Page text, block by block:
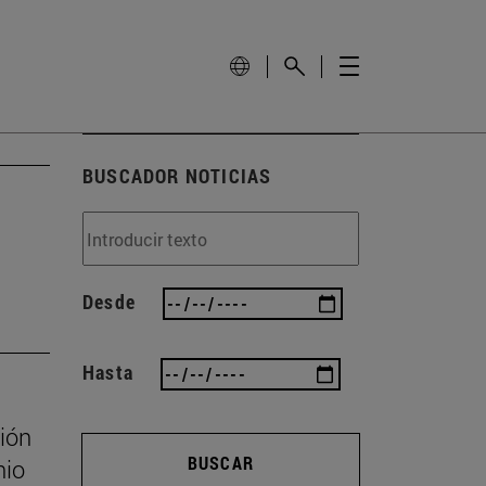
BUSCADOR NOTICIAS
Desde
Hasta
BUSCAR